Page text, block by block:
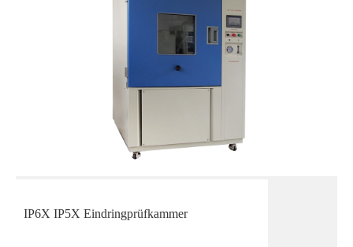
IP6X IP5X Eindringprüfkammer